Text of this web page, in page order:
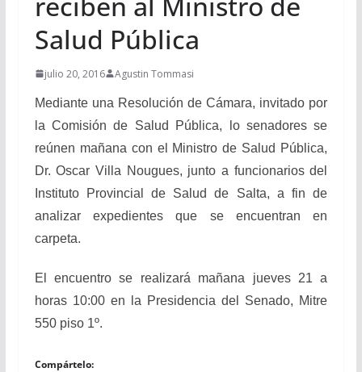
Salud Pública
julio 20, 2016 Agustin Tommasi
Mediante una Resolución de Cámara, invitado por
la Comisión de Salud Pública, lo senadores se
reúnen mañana con el Ministro de Salud Pública,
Dr. Oscar Villa Nougues, junto a funcionarios del
Instituto Provincial de Salud de Salta, a fin de
analizar expedientes que se encuentran en
carpeta.
El encuentro se realizará mañana jueves 21 a
horas 10:00 en la Presidencia del Senado, Mitre
550 piso 1º.
Compártelo: